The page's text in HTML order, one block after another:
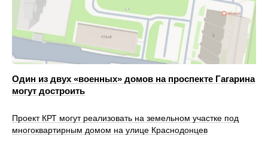
Один из двух «военных» домов на проспекте Гагарина
могут достроить
Проект КРТ могут реализовать на земельном участке под
многоквартирным домом на улице Краснодонцев